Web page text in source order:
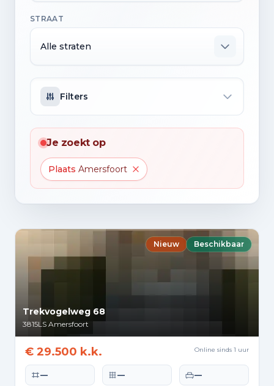
STRAAT
Alle straten
Filters
Je zoekt op
Plaats Amersfoort
Nieuw Beschikbaar
Trekvogelweg 68
3815LS Amersfoort
€ 29.500 k.k. Online sinds 1 uur
Woonoppervlakte
— Perceeloppervlakte
— Slaapkamers
—